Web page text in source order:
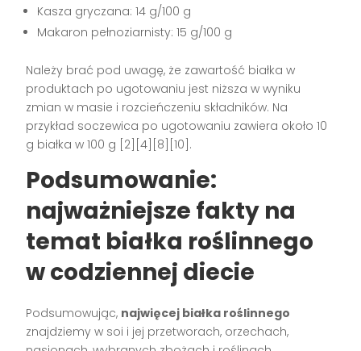
Kasza gryczana: 14 g/100 g
Makaron pełnoziarnisty: 15 g/100 g
Należy brać pod uwagę, że zawartość białka w
produktach po ugotowaniu jest niższa w wyniku
zmian w masie i rozcieńczeniu składników. Na
przykład soczewica po ugotowaniu zawiera około 10
g białka w 100 g [2][4][8][10] .
Podsumowanie:
najważniejsze fakty na
temat białka roślinnego
w codziennej diecie
Podsumowując, najwięcej białka roślinnego
znajdziemy w soi i jej przetworach, orzechach,